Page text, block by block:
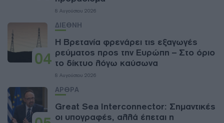
8 Αυγούστου 2026
04
ΔΙΕΘΝΗ
Η Βρετανία φρενάρει τις εξαγωγές
ρεύματος προς την Ευρώπη – Στο όριο
το δίκτυο λόγω καύσωνα
8 Αυγούστου 2026
ΑΡΘΡΑ
Great Sea Interconnector: Σημαντικές
οι υπογραφές, αλλά έπεται η